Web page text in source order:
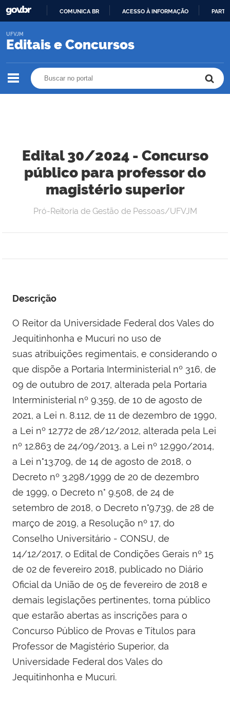
O
COMUNICA BR ACESSO À INFORMAÇÃO
Editais e Concursos
UFVJM
Edital 30/2024 - Concurso
público para professor do
magistério superior
Pró-Reitoria de Gestão de Pessoas/UFVJM
Descrição
O Reitor da Universidade Federal dos Vales do
Jequitinhonha e Mucuri no uso de
suas atribuições regimentais, e considerando o
que dispõe a Portaria Interministerial nº 316, de
09 de outubro de 2017, alterada pela Portaria
Interministerial nº 9.359, de 10 de agosto de
2021, a Lei n. 8.112, de 11 de dezembro de 1990,
a Lei nº 12.772 de 28/12/2012, alterada pela Lei
nº 12.863 de 24/09/2013, a Lei nº 12.990/2014,
a Lei n°13.709, de 14 de agosto de 2018, o
Decreto nº 3.298/1999 de 20 de dezembro
de 1999, o Decreto n° 9.508, de 24 de
setembro de 2018, o Decreto n°9.739, de 28 de
março de 2019, a Resolução nº 17, do
Conselho Universitário - CONSU, de
14/12/2017, o Edital de Condições Gerais nº 15
de 02 de fevereiro 2018, publicado no Diário
Oficial da União de 05 de fevereiro de 2018 e
demais legislações pertinentes, torna público
que estarão abertas as inscrições para o
Concurso Público de Provas e Títulos para
Professor de Magistério Superior, da
Universidade Federal dos Vales do
Jequitinhonha e Mucuri.